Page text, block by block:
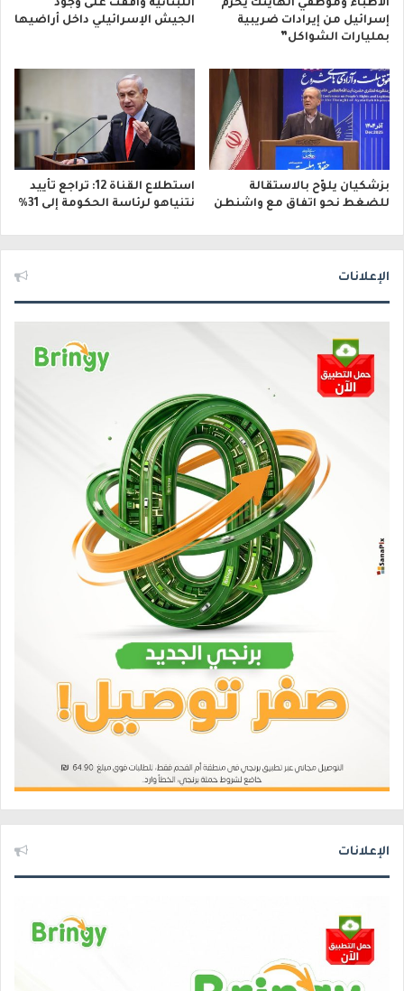
الأطباء وموظفي الهايتك يحرم
إسرائيل من إيرادات ضريبية
بمليارات الشواكل”
اللبنانية وافقت على وجود
الجيش الإسرائيلي داخل أراضيها
بزشكيان يلوّح بالاستقالة
للضغط نحو اتفاق مع واشنطن
استطلاع القناة 12: تراجع تأييد
نتنياهو لرئاسة الحكومة إلى 31%
الإعلانات
الإعلانات